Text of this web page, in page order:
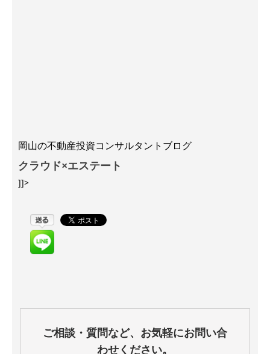
岡山の不動産投資コンサルタントブログ
クラウド×エステート
]]>
ご相談・質問など、お気軽にお問い合
わせください。